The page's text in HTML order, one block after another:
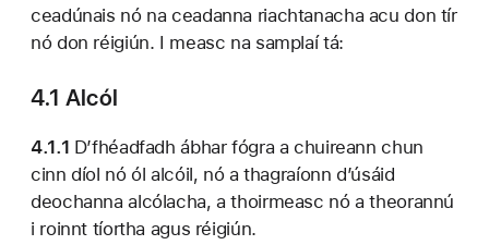
ceadúnais nó na ceadanna riachtanacha acu don tír
nó don réigiún. I measc na samplaí tá:
4.1 Alcól
4.1.1 D’fhéadfadh ábhar fógra a chuireann chun
cinn díol nó ól alcóil, nó a thagraíonn d’úsáid
deochanna alcólacha, a thoirmeasc nó a theorannú
i roinnt tíortha agus réigiún.